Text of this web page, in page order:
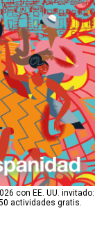
con EE. UU. invitado:
actividades gratis.